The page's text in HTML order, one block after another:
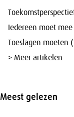
Iedereen moet
Toeslagen moeten
> Meer artikelen
Meest gelezen